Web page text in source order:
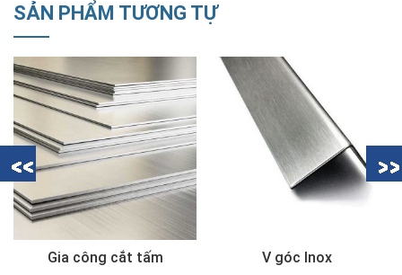
SẢN PHẨM TƯƠNG TỰ
V góc Inox Gia công cán ủ